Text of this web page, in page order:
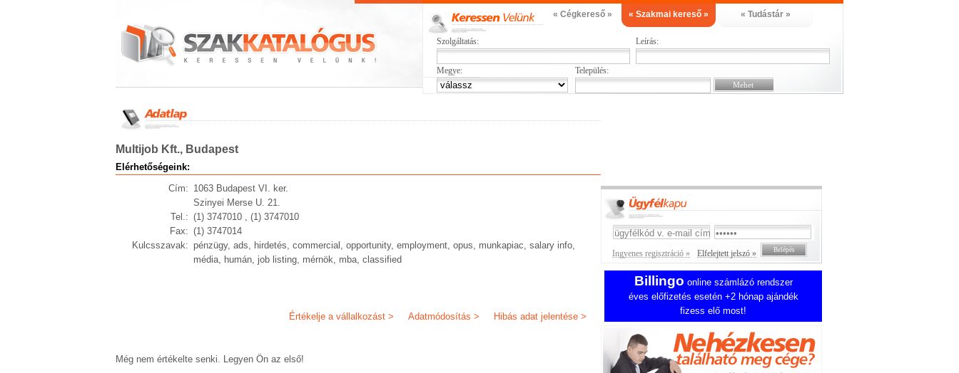
« Cégkereső » « Szakmai kereső » « Tudástár »
Szolgáltatás: Leírás:
Megye: Település:
Multijob Kft., Budapest
Elérhetőségeink:
Cím: 1063 Budapest VI. ker.
Szinyei Merse U. 21.
Tel.: (1) 3747010 , (1) 3747010
Fax: (1) 3747014
Kulcsszavak: pénzügy, ads, hirdetés, commercial, opportunity, employment, opus, munkapiac, salary info,
média, humán, job listing, mérnök, mba, classified
Hibás adat jelentése >
Adatmódosítás >
Értékelje a vállalkozást >
Még nem értékelte senki. Legyen Ön az első!
Ingyenes regisztráció » Elfelejtett jelszó »
Billingo online számlázó rendszer
éves előfizetés esetén +2 hónap ajándék
fizess elő most!